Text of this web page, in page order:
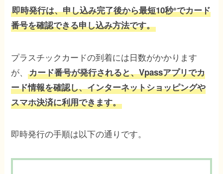
即時発行は、申し込み完了後から最短10秒※でカード
番号を確認できる申し込み方法です。
プラスチックカードの到着には日数がかかります
が、カード番号が発行されると、Vpassアプリでカ
ード情報を確認し、インターネットショッピングや
スマホ決済に利用できます。
即時発行の手順は以下の通りです。